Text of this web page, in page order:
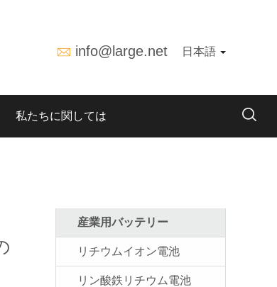
info@large.net 日本語
私たちに関しては
産業用バッテリー
リチウムイオン電池
リン酸鉄リチウム電池